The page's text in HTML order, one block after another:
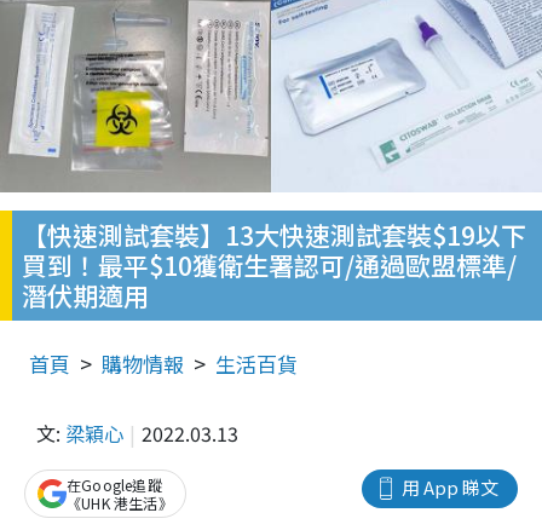
【快速測試套裝】13大快速測試套裝$19以下
買到！最平$10獲衛生署認可/通過歐盟標準/
潛伏期適用
首頁 購物情報 生活百貨
文: 梁穎心 2022.03.13
用 App 睇文
在Google追蹤
《UHK 港生活》